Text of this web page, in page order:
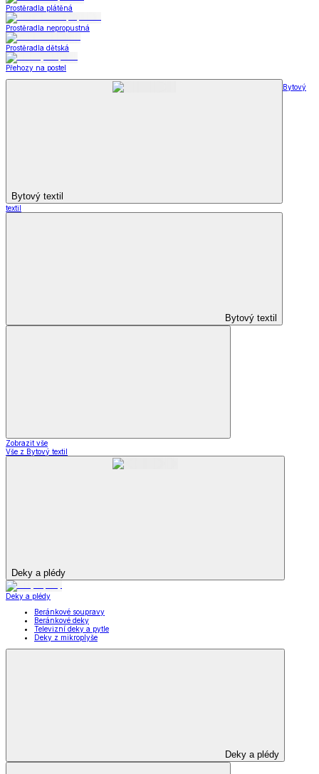
Prostěradla plátěná
Prostěradla nepropustná
Prostěradla dětská
Přehozy na postel
Bytový textil
Bytový
textil
Bytový textil
Zobrazit vše
Vše z Bytový textil
Deky a plédy
Deky a plédy
Beránkové soupravy
Beránkové deky
Televizní deky a pytle
Deky z mikroplyše
Deky a plédy